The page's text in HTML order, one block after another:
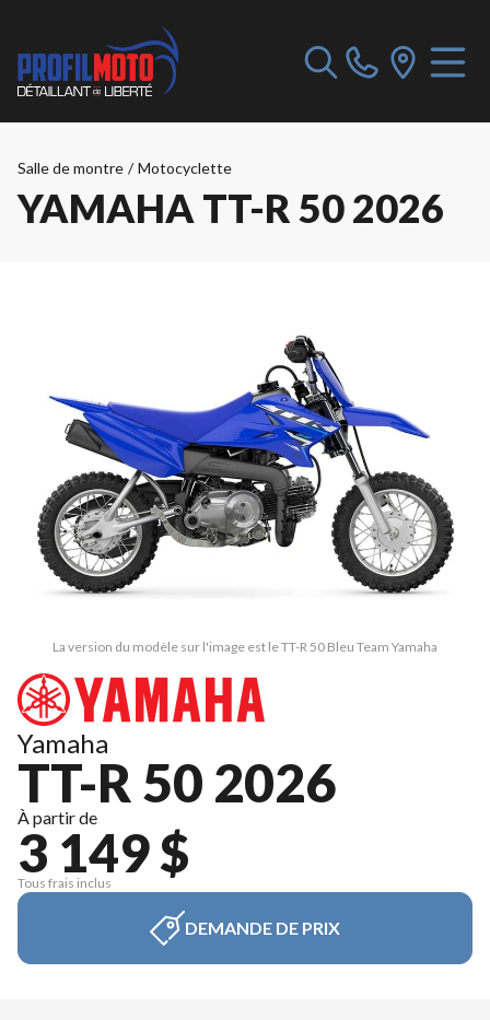
Salle de montre / Motocyclette
YAMAHA TT-R 50 2026
La version du modèle sur l'image est le TT-R 50 Bleu Team Yamaha
Yamaha
TT-R 50 2026
À partir de
3 149 $
Tous frais inclus
DEMANDE DE PRIX